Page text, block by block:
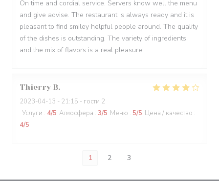
On time and cordial service. Servers know well the menu
and give advise. The restaurant is always ready and it is
pleasant to find smiley helpful people around. The quality
of the dishes is outstanding. The variety of ingredients
and the mix of flavors is a real pleasure!
Thierry B
2023-04-13 - 21:15 - гости 2
Услуги : 4/5 Атмосфера : 3/5 Меню : 5/5 Цена / качество :
4/5
1 2 3